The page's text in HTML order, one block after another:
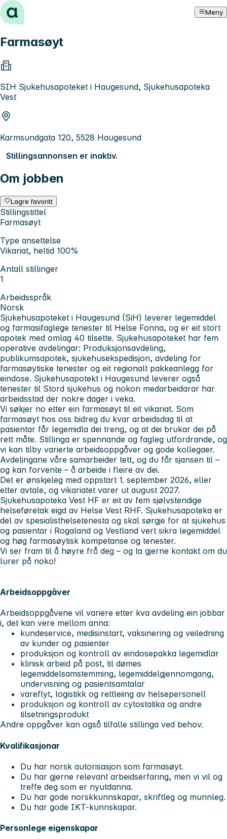
Hopp til innhold Meny
Farmasøyt
SIH Sjukehusapoteket i Haugesund, Sjukehusapoteka
Vest
Karmsundgata 120, 5528 Haugesund
Stillingsannonsen er inaktiv.
Om jobben
Lagre favoritt
Stillingstittel
Farmasøyt
Type ansettelse
Vikariat, heltid 100%
Antall stillinger
1
Arbeidsspråk
Norsk
Sjukehusapoteket i Haugesund (SiH) leverer legemiddel
og farmasifaglege tenester til Helse Fonna, og er eit stort
apotek med omlag 40 tilsette. Sjukehusapoteket har fem
operative avdelingar: Produksjonsavdeling,
publikumsapotek, sjukehusekspedisjon, avdeling for
farmasøytiske tenester og eit regionalt pakkeanlegg for
eindose. Sjukehusapotekt i Haugesund leverer også
tenester til Stord sjukehus og nokon medarbeidarar har
arbeidsstad der nokre dager i veka.
Vi søkjer no etter ein farmasøyt til eit vikariat. Som
farmasøyt hos oss bidreg du kvar arbeidsdag til at
pasientar får legemidla dei treng, og at dei brukar dei på
rett måte. Stillinga er spennande og fagleg utfordrande, og
vi kan tilby varierte arbeidsoppgåver og gode kollegaer.
Avdelingane våre samarbeider tett, og du får sjansen til –
og kan forvente – å arbeide i fleire av dei.
Det er ønskjeleg med oppstart 1. september 2026, eller
etter avtale, og vikariatet varer ut august 2027.
Sjukehusapoteka Vest HF er eit av fem sjølvstendige
helseføretak eigd av Helse Vest RHF. Sjukehusapoteka er
del av spesialisthelsetenesta og skal sørgje for at sjukehus
og pasientar i Rogaland og Vestland vert sikra legemiddel
og høg farmasøytisk kompetanse og tenester.
Vi ser fram til å høyre frå deg – og ta gjerne kontakt om du
lurer på noko!
Arbeidsoppgåver
Arbeidsoppgåvene vil variere etter kva avdeling ein jobbar
i, det kan vere mellom anna:
kundeservice, medisinstart, vaksinering og veiledning
av kunder og pasienter
produksjon og kontroll av eindosepakka legemidlar
klinisk arbeid på post, til dømes
legemiddelsamstemming, legemiddelgjennomgang,
undervisning og pasientsamtalar
vareflyt, logistikk og rettleiing av helsepersonell
produksjon og kontroll av cytostatika og andre
tilsetningsprodukt
Andre oppgåver kan også tilfalle stillinga ved behov.
Kvalifikasjonar
Du har norsk autorisasjon som farmasøyt.
Du har gjerne relevant arbeidserfaring, men vi vil og
treffe deg som er nyutdanna.
Du har gode norskkunnskapar, skriftleg og munnleg.
Du har gode IKT-kunnskapar.
Personlege eigenskapar